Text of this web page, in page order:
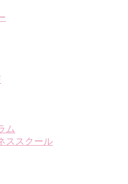
ム
ススクール